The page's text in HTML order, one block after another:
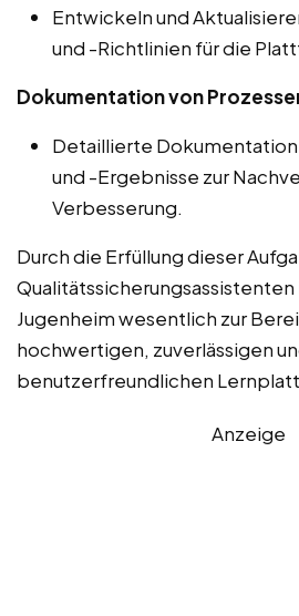
Entwickeln und
und -Richtlinien für die
Dokumentation von
Detaillierte
und -Ergebnisse zur
Verbesserung.
Durch die Erfüllung dieser
Jugenheim wesentlich zur
hochwertigen, zuverlässigen
benutzerfreundlichen
Anzeige